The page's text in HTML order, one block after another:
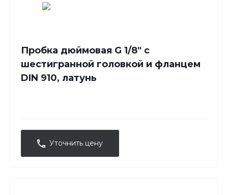
Пробка дюймовая G 1/8" с
шестигранной головкой и фланцем
DIN 910, латунь
Уточнить цену